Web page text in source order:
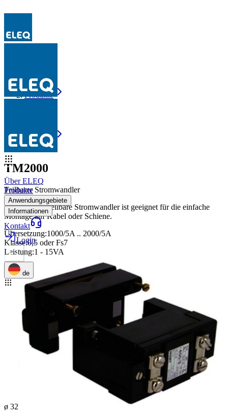
Über ELEQ
Produkte
Anwendungsgebiete
Informationen
Kontakt
Login
de
Produkte
Produkte
TM2000
TM2000
Teilbarer Stromwandler
Der TM2000 teilbare Stromwandler ist geeignet für die einfache
Montage auf Kabel oder Schiene.
Übersetzung:1000/5A .. 2000/5A
Klasse:0,5 oder Fs7
Leistung:1 - 15VA
ø 32